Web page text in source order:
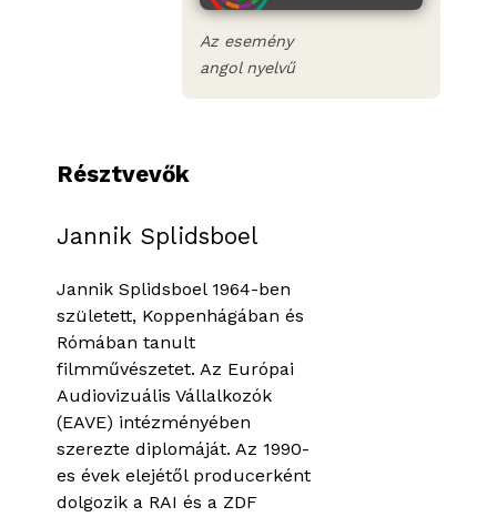
Az esemény
angol nyelvű
Résztvevők
Jannik Splidsboel
Jannik Splidsboel 1964-ben
született, Koppenhágában és
Rómában tanult
filmművészetet. Az Európai
Audiovizuális Vállalkozók
(EAVE) intézményében
szerezte diplomáját. Az 1990-
es évek elejétől producerként
dolgozik a RAI és a ZDF